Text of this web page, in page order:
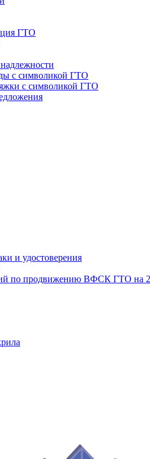
ГТО
с символикой ГТО
с символикой ГТО
и удостоверения
по продвижению ВФСК ГТО на